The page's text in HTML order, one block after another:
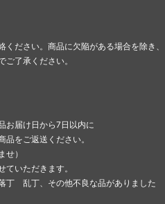
ください。商品に欠陥がある場合を除き、
ご了承ください。
お届け日から7日以内に
品をご返送ください。
せ）
ていただきます。
丁 乱丁、その他不良な品がありました